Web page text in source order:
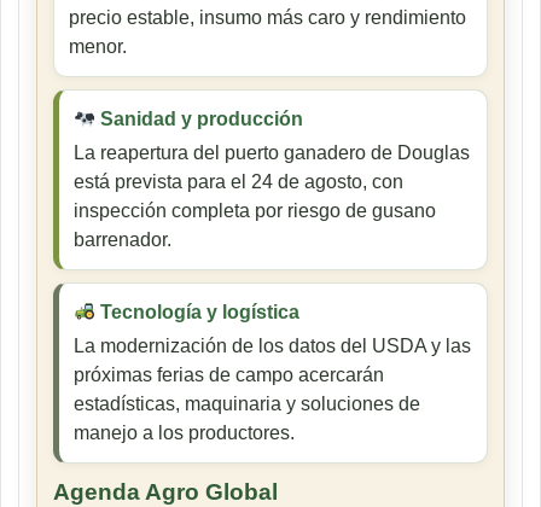
precio estable, insumo más caro y rendimiento
menor.
Sanidad y producción
La reapertura del puerto ganadero de Douglas
está prevista para el 24 de agosto, con
inspección completa por riesgo de gusano
barrenador.
Tecnología y logística
La modernización de los datos del USDA y las
próximas ferias de campo acercarán
estadísticas, maquinaria y soluciones de
manejo a los productores.
Agenda Agro Global